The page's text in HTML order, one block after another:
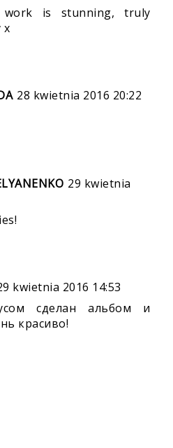
work is stunning, truly
x
28 kwietnia 2016 20:22
29 kwietnia
kwietnia 2016 14:53
сделан альбом и
красиво!